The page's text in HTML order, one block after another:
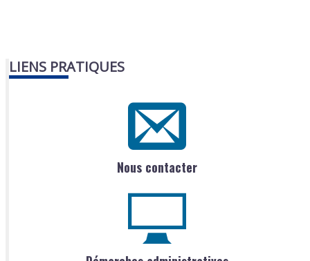
LIENS PRATIQUES
Nous contacter